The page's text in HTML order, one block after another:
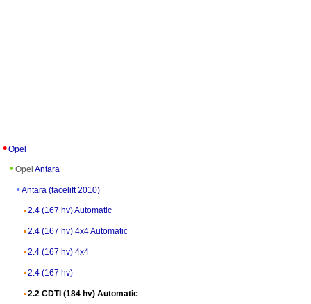
Opel
Opel Antara
Antara (facelift 2010)
2.4 (167 hv) Automatic
2.4 (167 hv) 4x4 Automatic
2.4 (167 hv) 4x4
2.4 (167 hv)
2.2 CDTI (184 hv) Automatic